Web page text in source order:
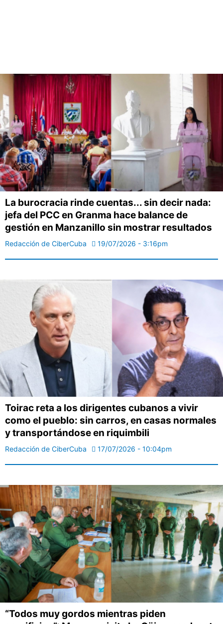
La burocracia rinde cuentas... sin decir nada:
jefa del PCC en Granma hace balance de
gestión en Manzanillo sin mostrar resultados
Redacción de CiberCuba 19/07/2026 - 3:16pm
Toirac reta a los dirigentes cubanos a vivir
como el pueblo: sin carros, en casas normales
y transportándose en riquimbili
Redacción de CiberCuba 17/07/2026 - 10:04pm
“Todos muy gordos mientras piden